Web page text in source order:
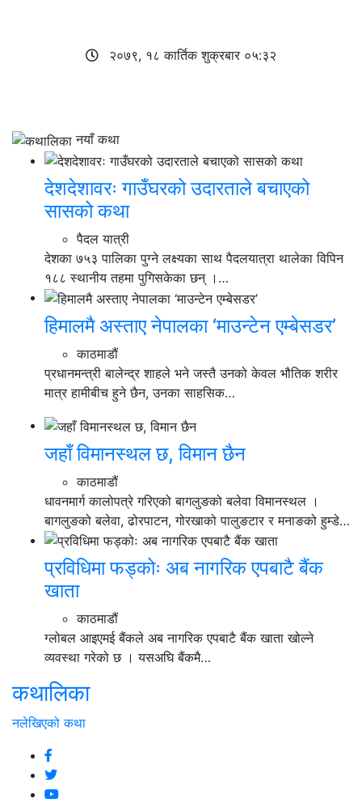
२०७९, १८ कार्तिक शुक्रबार ०५:३२
नयाँ कथा
देशदेशावरः गाउँघरको उदारताले बचाएको
सासको कथा
पैदल यात्री
देशका ७५३ पालिका पुग्ने लक्ष्यका साथ पैदलयात्रा थालेका विपिन
१८८ स्थानीय तहमा पुगिसकेका छन् ।…
हिमालमै अस्ताए नेपालका ‘माउन्टेन एम्बेसडर’
काठमाडौं
प्रधानमन्त्री बालेन्द्र शाहले भने जस्तै उनको केवल भौतिक शरीर
मात्र हामीबीच हुने छैन, उनका साहसिक…
जहाँ विमानस्थल छ, विमान छैन
काठमाडौं
धावनमार्ग कालोपत्रे गरिएको बागलुङको बलेवा विमानस्थल ।
बागलुङको बलेवा, ढोरपाटन, गोरखाको पालुङटार र मनाङको हुम्डे…
प्रविधिमा फड्कोः अब नागरिक एपबाटै बैंक
खाता
काठमाडौं
ग्लोबल आइएमई बैंकले अब नागरिक एपबाटै बैंक खाता खोल्ने
व्यवस्था गरेको छ । यसअघि बैंकमै…
कथालिका
नलेखिएको कथा